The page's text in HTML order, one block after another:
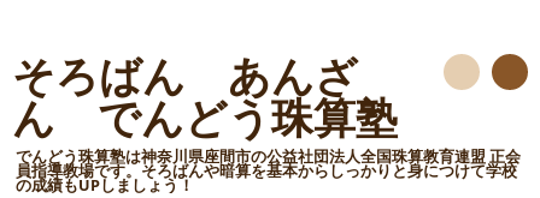
そろばん あんざ
ん でんどう珠算塾
でんどう珠算塾は神奈川県座間市の公益社団法人全国珠算教育連盟 正会
員指導教場です。そろばんや暗算を基本からしっかりと身につけて学校
の成績もUPしましょう！
検